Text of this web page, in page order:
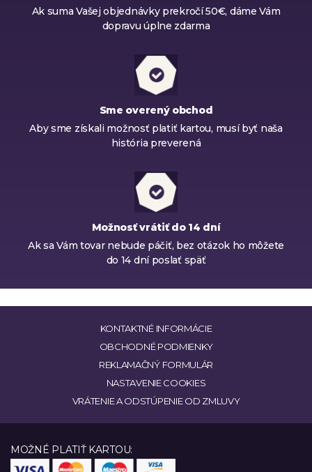
Ak suma Vašej objednávky prekročí 50€, dáme Vám
dopravu úplne zdarma
Sme overený obchod
Aby sme získali možnosť platiť kartou, musí byť naša
história preverená
Možnosť vrátiť do 14 dní
Ak sa Vám tovar nebude páčiť, bez otázok ho môžete
do 14 dní poslať späť
KONTAKTNÉ INFORMÁCIE
OBCHODNÉ PODMIENKY
REKLAMAČNÝ FORMULÁR
NASTAVENIE COOKIES
VRÁTENIE A ODSTÚPENIE OD ZMLUVY
MOŽNÉ PLATIŤ KARTOU: